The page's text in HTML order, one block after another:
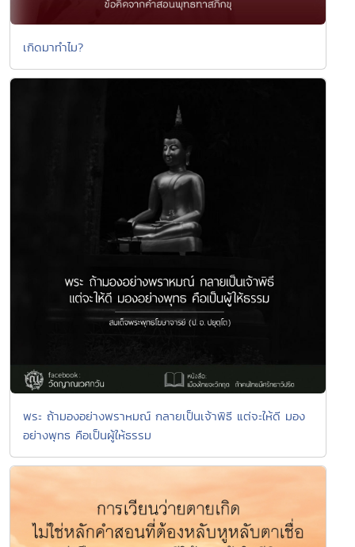
เกิดมาทำไม?
พระ ถ้ามองอย่างพราหมณ์ กลายเป็นเจ้าพิธี แต่จะให้ดี มอง
อย่างพุทธ คือเป็นผู้ให้ธรรม